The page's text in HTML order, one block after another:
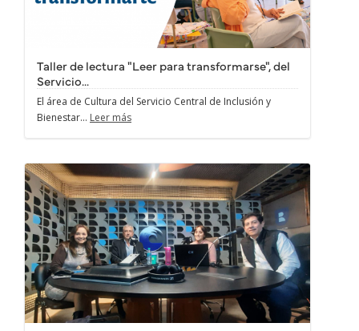
Taller de lectura "Leer para transformarse", del
Servicio...
El área de Cultura del Servicio Central de Inclusión y
Bienestar... Leer más